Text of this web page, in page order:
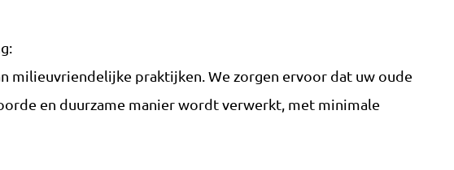
milieuvriendelijke praktijken. We zorgen ervoor dat uw oude
en duurzame manier wordt verwerkt, met minimale